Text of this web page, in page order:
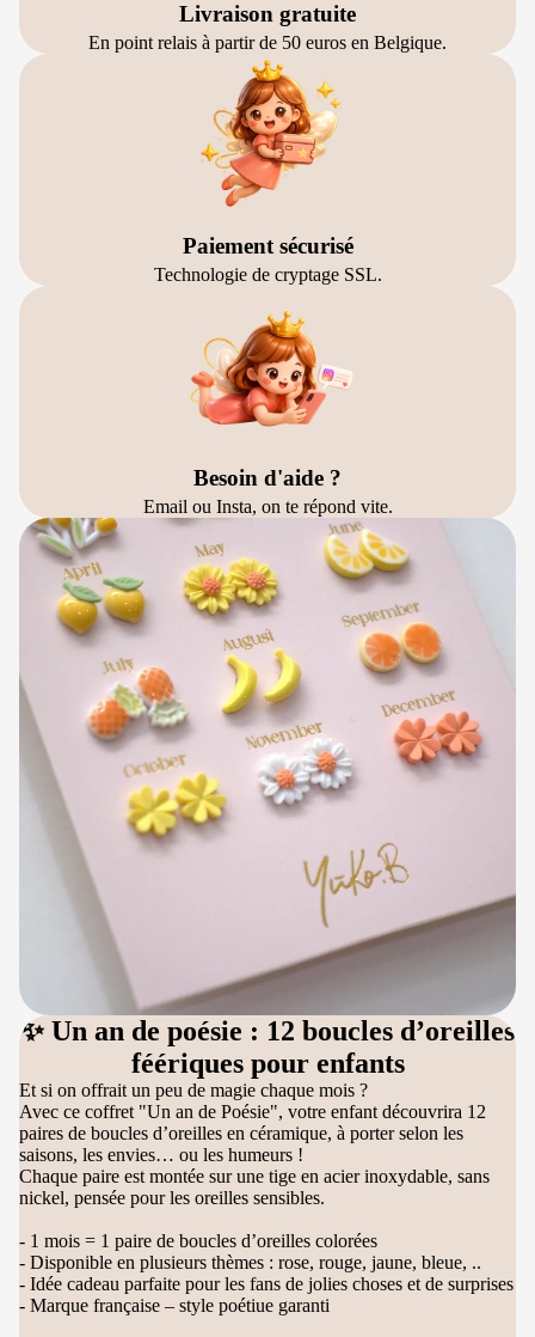
Livraison gratuite
En point relais à partir de 50 euros en Belgique.
Paiement sécurisé
Technologie de cryptage SSL.
Besoin d'aide ?
Email ou Insta, on te répond vite.
✨ Un an de poésie : 12 boucles d’oreilles
féériques pour enfants
Et si on offrait un peu de magie chaque mois ?
Avec ce coffret "Un an de Poésie", votre enfant découvrira 12
paires de boucles d’oreilles en céramique, à porter selon les
saisons, les envies… ou les humeurs !
Chaque paire est montée sur une tige en acier inoxydable, sans
nickel, pensée pour les oreilles sensibles.
- 1 mois = 1 paire de boucles d’oreilles colorées
- Disponible en plusieurs thèmes : rose, rouge, jaune, bleue, ..
- Idée cadeau parfaite pour les fans de jolies choses et de surprises
- Marque française – style poétiue garanti